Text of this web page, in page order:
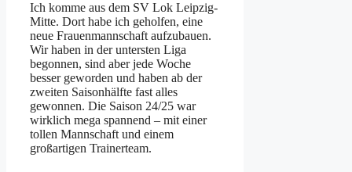
Ich komme aus dem SV Lok Leipzig-
Mitte. Dort habe ich geholfen, eine
neue Frauenmannschaft aufzubauen.
Wir haben in der untersten Liga
begonnen, sind aber jede Woche
besser geworden und haben ab der
zweiten Saisonhälfte fast alles
gewonnen. Die Saison 24/25 war
wirklich mega spannend – mit einer
tollen Mannschaft und einem
großartigen Trainerteam.